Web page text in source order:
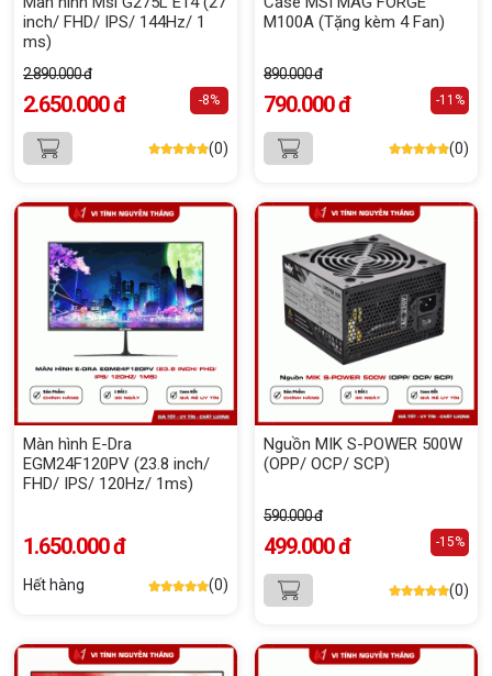
inch/ FHD/ IPS/ 144Hz/ 1
ms)
2.890.000 đ
2.650.000 đ -8%
(0)
M100A (Tặng kèm 4 Fan)
890.000 đ
790.000 đ -11%
(0)
Màn hình E-Dra
EGM24F120PV (23.8 inch/
FHD/ IPS/ 120Hz/ 1ms)
1.650.000 đ
Hết hàng (0)
Nguồn MIK S-POWER 500W
(OPP/ OCP/ SCP)
590.000 đ
499.000 đ -15%
(0)